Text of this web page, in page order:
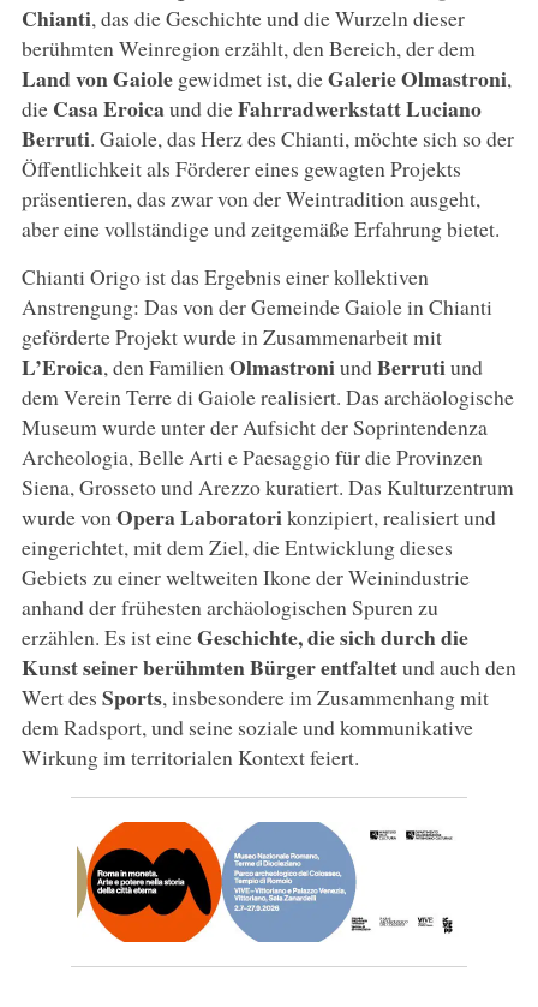
Chianti, das die Geschichte und die Wurzeln dieser
berühmten Weinregion erzählt, den Bereich, der dem
Land von Gaiolegewidmet ist, dieGalerie Olmastroni,
die Casa Eroicaund dieFahrradwerkstatt Luciano
Berruti. Gaiole, das Herz des Chianti, möchte sich so der
Öffentlichkeit als Förderer eines gewagten Projekts
präsentieren, das zwar von der Weintradition ausgeht,
aber eine vollständige und zeitgemäße Erfahrung bietet.
Chianti Origo ist das Ergebnis einer kollektiven
Anstrengung: Das von der Gemeinde Gaiole in Chianti
geförderte Projekt wurde in Zusammenarbeit mit
L’Eroica, den FamilienOlmastroniundBerrutiund
dem Verein Terre di Gaiole realisiert. Das archäologische
Museum wurde unter der Aufsicht der Soprintendenza
Archeologia, Belle Arti e Paesaggio für die Provinzen
Siena, Grosseto und Arezzo kuratiert. Das Kulturzentrum
wurde von Opera Laboratorikonzipiert, realisiert und
eingerichtet, mit dem Ziel, die Entwicklung dieses
Gebiets zu einer weltweiten Ikone der Weinindustrie
anhand der frühesten archäologischen Spuren zu
erzählen. Es ist eineGeschichte, die sich durch die
Kunst seiner berühmten Bürger entfaltetund auch den
Wert des Sports, insbesondere im Zusammenhang mit
dem Radsport, und seine soziale und kommunikative
Wirkung im territorialen Kontext feiert.